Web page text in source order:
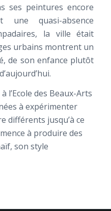
ses peintures encore
quasi-absence
la ville était
urbains montrent un
de son enfance plutôt
l’Ecole des Beaux-Arts
à expérimenter
différents jusqu’à ce
à produire des
son style